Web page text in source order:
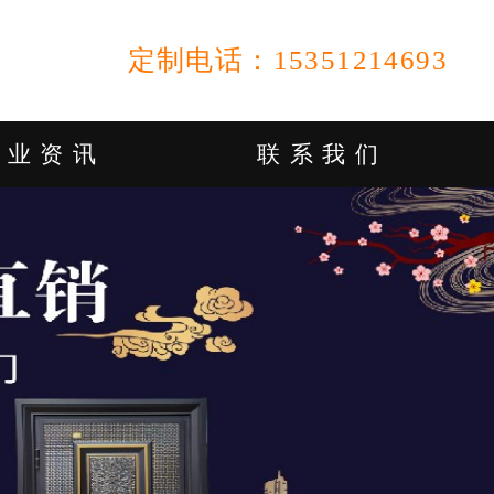
定制电话：15351214693
业资讯 联系我们